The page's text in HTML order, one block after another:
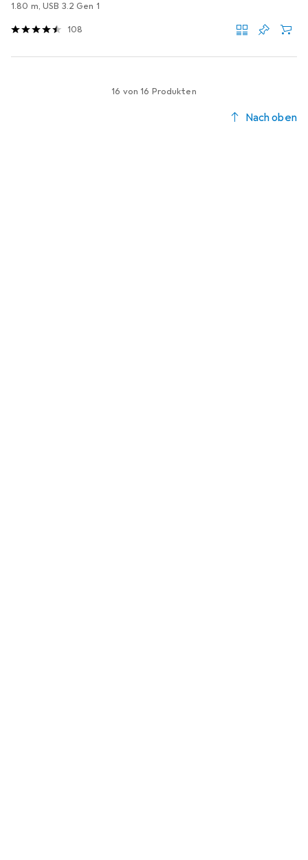
1.80 m, USB 3.2 Gen 1
108
16 von 16 Produkten
Nach oben